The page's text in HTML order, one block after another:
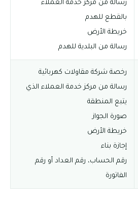
رسالة من مركز خدمة العملاء
بالقطع للهدم
خريطة الأرض
رسالة من البلدية للهدم
رخصة شركة مقاولات كهربائية
رسالة من مركز خدمة العملاء الذي
يتبع المنطقة
صورة الجواز
خريطة الأرض
إجازة بناء
رقم الحساب، رقم العداد أو رقم
الفاتورة